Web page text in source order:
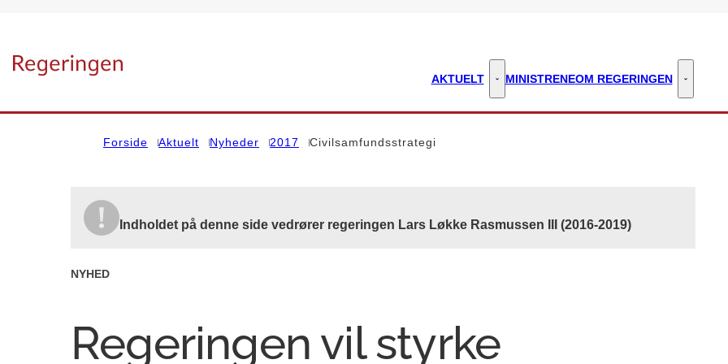
AKTUELT Aktuelt - Flere links
MINISTRENEOM REGERINGEN Om
Forside Aktuelt Nyheder 2017 Civilsamfundsstrategi
Indholdet på denne side vedrører regeringen Lars Løkke Rasmussen III (2016-2019)
NYHED
Regeringen vil styrke